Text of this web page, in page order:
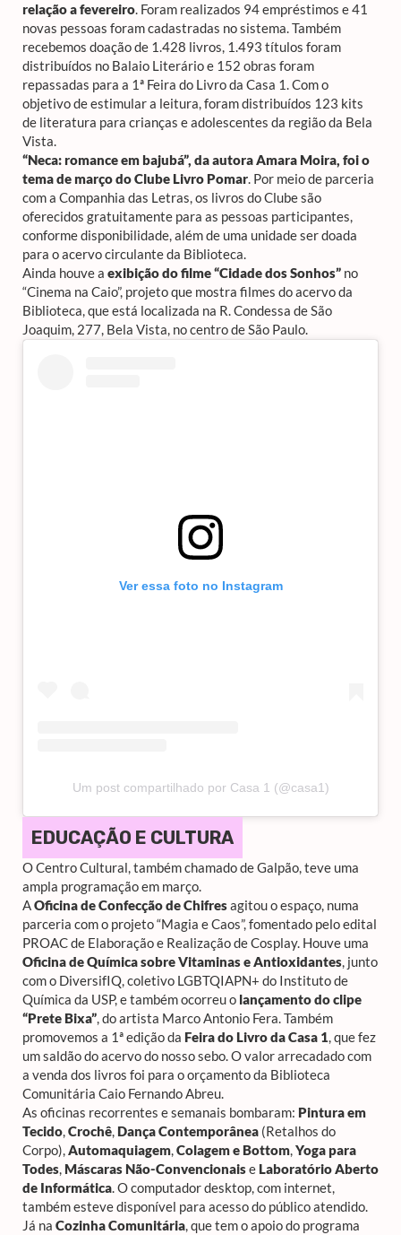
relação a fevereiro. Foram realizados 94 empréstimos e 41
novas pessoas foram cadastradas no sistema. Também
recebemos doação de 1.428 livros, 1.493 títulos foram
distribuídos no Balaio Literário e 152 obras foram
repassadas para a 1ª Feira do Livro da Casa 1. Com o
objetivo de estimular a leitura, foram distribuídos 123 kits
de literatura para crianças e adolescentes da região da Bela
Vista.
“Neca: romance em bajubá”, da autora Amara Moira, foi o
tema de março do Clube Livro Pomar. Por meio de parceria
com a Companhia das Letras, os livros do Clube são
oferecidos gratuitamente para as pessoas participantes,
conforme disponibilidade, além de uma unidade ser doada
para o acervo circulante da Biblioteca.
Ainda houve a exibição do filme “Cidade dos Sonhos” no
“Cinema na Caio”, projeto que mostra filmes do acervo da
Biblioteca, que está localizada na R. Condessa de São
Joaquim, 277, Bela Vista, no centro de São Paulo.
Ver essa foto no Instagram
Um post compartilhado por Casa 1 (@casa1)
EDUCAÇÃO E CULTURA
O Centro Cultural, também chamado de Galpão, teve uma
ampla programação em março.
AOficina de Confecção de Chifresagitou o espaço, numa
parceria com o projeto “Magia e Caos”, fomentado pelo edital
PROAC de Elaboração e Realização de Cosplay. Houve uma
Oficina de Química sobre Vitaminas e Antioxidantes, junto
com o DiversifIQ, coletivo LGBTQIAPN+ do Instituto de
Química da USP, e também ocorreu o lançamento do clipe
“Prete Bixa”, do artista Marco Antonio Fera. Também
promovemos a 1ª edição da Feira do Livro da Casa 1, que fez
um saldão do acervo do nosso sebo. O valor arrecadado com
a venda dos livros foi para o orçamento da Biblioteca
Comunitária Caio Fernando Abreu.
As oficinas recorrentes e semanais bombaram: Pintura em
Tecido,Crochê, Dança Contemporânea (Retalhos do
Corpo),Automaquiagem,Colagem e Bottom,Yoga para
Todes, Máscaras Não-Convencionaise Laboratório Aberto
de Informática. O computador desktop, com internet,
também esteve disponível para acesso do público atendido.
Já na Cozinha Comunitária, que tem o apoio do programa